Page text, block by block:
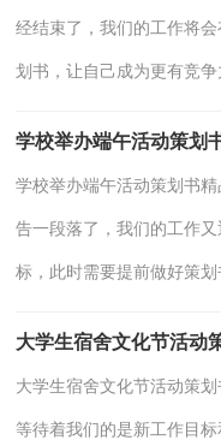
经结束了，我们的工作将
划书，让自己成为更有竞
学校举办端午活动策划
学校举办端午活动策划书
告一段落了，我们的工作
标，此时需要提前做好策
大学生宿舍文化节活动
大学生宿舍文化节活动策
等待着我们的是新工作目